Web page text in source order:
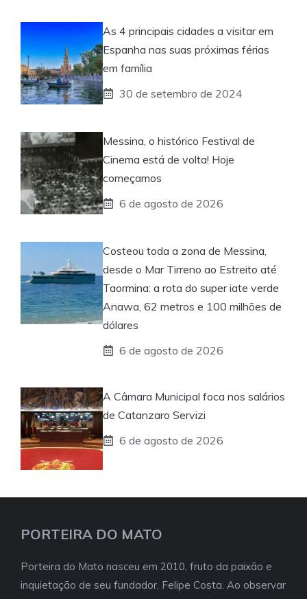
As 4 principais cidades a visitar em
Espanha nas suas próximas férias
em família
30 de setembro de 2024
Messina, o histórico Festival de
Cinema está de volta! Hoje
começamos
6 de agosto de 2026
Costeou toda a zona de Messina,
desde o Mar Tirreno ao Estreito até
Taormina: a rota do super iate verde
Anawa, 62 metros e 100 milhões de
dólares
6 de agosto de 2026
A Câmara Municipal foca nos salários
de Catanzaro Servizi
6 de agosto de 2026
PORTEIRA DO MATO
Porteira do Mato nasceu em 2010, fruto da paixão e
inquietação de seu fundador, Felipe Costa. Ao observar